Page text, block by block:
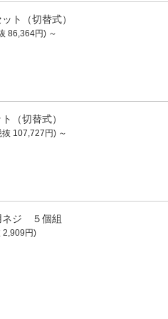
ト（切替式）
86,364円) ～
（切替式）
107,727円) ～
ネジ ５個組
2,909円)